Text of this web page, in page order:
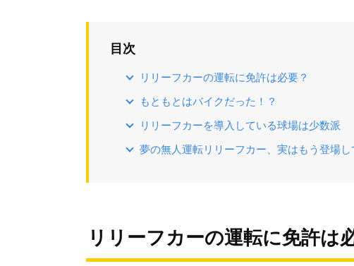
目次
リリーフカーの運転に免許は必要？
もともとはバイクだった！？
リリーフカーを導入している球場は少数派
夢の無人運転リリーフカー、実はもう登場し
リリーフカーの運転に免許は